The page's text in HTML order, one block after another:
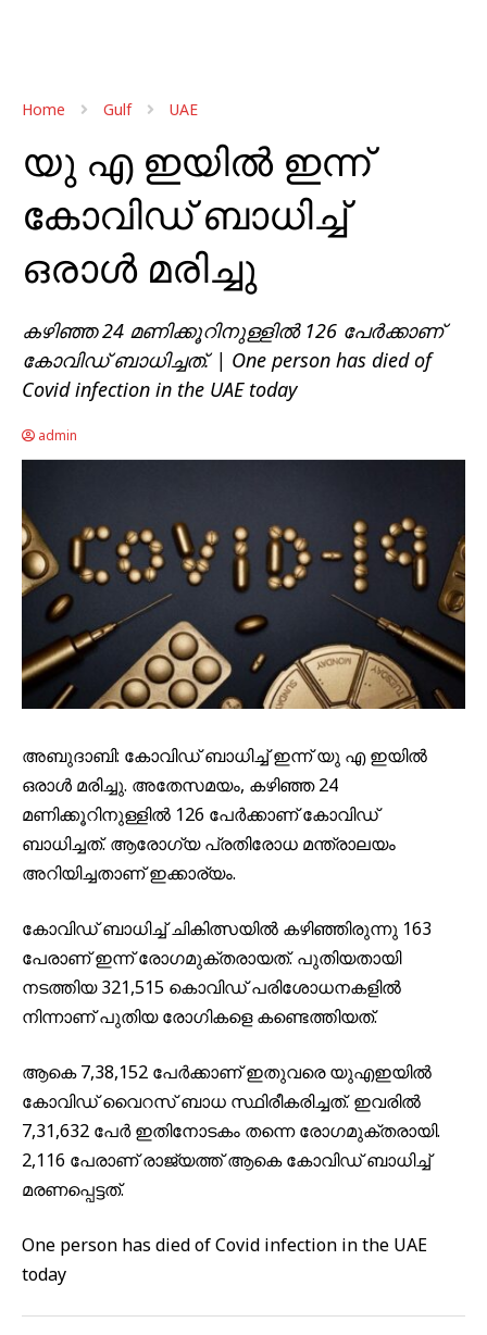
Home Gulf UAE
യു എ ഇയിൽ ഇന്ന്
കോവിഡ് ബാധിച്ച്
ഒരാൾ മരിച്ചു
കഴിഞ്ഞ 24 മണിക്കൂറിനുള്ളിൽ 126 പേർക്കാണ്
കോവിഡ് ബാധിച്ചത്. | One person has died of
Covid infection in the UAE today
admin
അബുദാബി: കോവിഡ് ബാധിച്ച് ഇന്ന് യു എ ഇയിൽ
ഒരാൾ മരിച്ചു. അതേസമയം, കഴിഞ്ഞ 24
മണിക്കൂറിനുള്ളിൽ 126 പേർക്കാണ് കോവിഡ്
ബാധിച്ചത്. ആരോഗ്യ പ്രതിരോധ മന്ത്രാലയം
അറിയിച്ചതാണ് ഇക്കാര്യം.
കോവിഡ് ബാധിച്ച് ചികിത്സയിൽ കഴിഞ്ഞിരുന്നു 163
പേരാണ് ഇന്ന് രോഗമുക്തരായത്. പുതിയതായി
നടത്തിയ 321,515 കൊവിഡ് പരിശോധനകളില്‍
നിന്നാണ് പുതിയ രോഗികളെ കണ്ടെത്തിയത്.
ആകെ 7,38,152 പേർക്കാണ് ഇതുവരെ യുഎഇയില്‍
കോവിഡ് വൈറസ് ബാധ സ്ഥിരീകരിച്ചത്. ഇവരില്‍
7,31,632 പേര്‍ ഇതിനോടകം തന്നെ രോഗമുക്തരായി.
2,116 പേരാണ് രാജ്യത്ത് ആകെ കോവിഡ് ബാധിച്ച്
മരണപ്പെട്ടത്.
One person has died of Covid infection in the UAE
today